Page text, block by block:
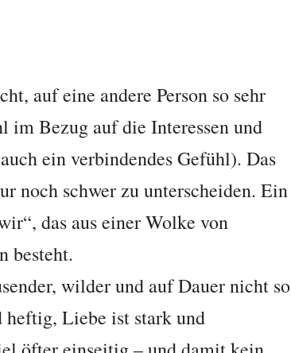
auf eine andere Person so sehr
im Bezug auf die Interessen und
ein verbindendes Gefühl). Das
noch schwer zu unterscheiden. Ein
das aus einer Wolke von
besteht.
wilder und auf Dauer nicht so
Liebe ist stark und